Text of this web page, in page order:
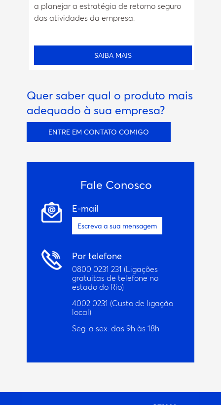
a planejar a estratégia de retorno seguro
das atividades da empresa.
SAIBA MAIS
Quer saber qual o produto mais
adequado à sua empresa?
ENTRE EM CONTATO COMIGO
Fale Conosco
E-mail
Escreva a sua mensagem
Por telefone
0800 0231 231 (Ligações
gratuitas de telefone no
estado do Rio)
4002 0231 (Custo de ligação
local)
Seg. a sex. das 9h às 18h